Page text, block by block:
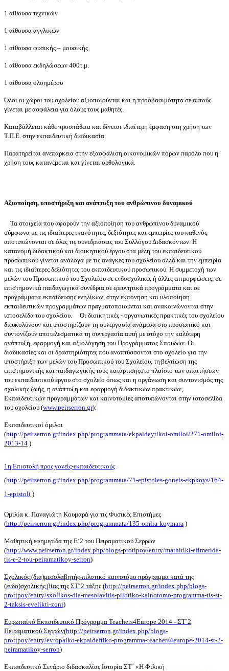
1 αίθουσα τεχνικών
1 αίθουσα αγγλικών
1 αίθουσα φυσικής – μουσικής
1 αίθουσα εκδηλώσεων 400τ.μ.
1 αίθουσα ολοημέρου
Όλοι οι χώροι του σχολείου αξιοποιούνται και η προσβασιμότητα σε αυτούς
γίνεται με ασφάλεια για όλους τους μαθητές.
Καταβάλλεται κάθε προσπάθεια και δίνεται ιδιαίτερη έμφαση στη χρήση των
Τ.Π.Ε. στην εκπαιδευτική διαδικασία.
Παρατηρείται ανεπάρκεια στην εξασφάλιση οικονομικών πόρων παρόλο που η
χρήση τους κατανέμεται και γίνεται ορθολογικά.
Αξιοποίηση, υποστήριξη και ανάπτυξη του ανθρώπινου δυναμικού
Τα στοιχεία που αφορούν την αξιοποίηση του ανθρώπινου δυναμικού
σύμφωνα με τις ιδιαίτερες ικανότητες, δεξιότητες και εμπειρίες του καθενός
αποτυπώνονται σε όλες τις συνεδριάσεις του Συλλόγου Διδασκόντων. Η
κατανομή διδακτικού και διοικητικού έργου στα μέλη του εκπαιδευτικού
προσωπικού γίνεται ανάλογα με τις ανάγκες του σχολείου αλλά και την εμπειρία
και τις ιδιαίτερες δεξιότητες του εκπαιδευτικού προσωπικού. Η συμμετοχή των
μελών του Προσωπικού του Σχολείου σε ενδοσχολικές ή άλλες επιμορφώσεις, σε
επιστημονικά παιδαγωγικά συνέδρια σε ερευνητικά προγράμματα και σε
προγράμματα εκπαίδευσης ενηλίκων, στην εκπόνηση και υλοποίηση
εκπαιδευτικών προγραμμάτων πραγματοποιούνται και ανακοινώνονται στην
ιστοσελίδα του σχολείου. Οι διοικητικές - οργανωτικές πρακτικές του σχολείου
διευκολύνουν και υποστηρίζουν τη συνεργασία ανάμεσα στο προσωπικό και
συντονίζουν αποτελεσματικά τη συνεργασία αυτή με στόχο την καλύτερη
ανάπτυξη, εφαρμογή και αξιολόγηση του Προγράμματος Σπουδών. Οι
διαδικασίες και οι δραστηριότητες που αναπτύσσονται στο σχολείο για την
υποστήριξη των μελών του Προσωπικού του Σχολείου, τη βελτίωση της
επιστημονικής και παιδαγωγικής τους κατάρτισηςστο πλαίσιο των απαιτήσεων
του εκπαιδευτικού έργου στο σχολείο όπως και η οργάνωση και συντονισμός της
σχολικής ζωής, η ανάπτυξη και εφαρμογή διδακτικών πρακτικών,
Εκπαιδευτικών προγραμμάτων και καινοτομίες αποτυπώνονται στην ιστοσελίδα
του σχολείου (www.peirserron gr):
Εκπαιδευτικοί όμιλοι
(http://peirserron.gr/index.php/programmata/ekpaideytikoi-omiloi/271-omiloi-
2013-14 )
1η Επιστολή προς γονείς-εκπαιδευτικούς
(http://peirserron.gr/index.php/programmata/71-epistoles-goneis-ekpkoys/164-
1-epistoli )
Ομιλία κ. Παναγιώτη Κουμαρά για τις Φυσικές Επιστήμες
(http://peirserron.gr/index.php/programmata/135-omlia-koymara )
Μαθητική εφημερίδα της Ε΄2 του Πειραματικού Σερρών
(http://www.peirserron gr/index php/blogs-protipoy/entry/mathitiki-efimerida-
tis-e-2-tou-peiramatikoy-serron)
Σχολικός (δια)μεσολαβητής-πιλοτικό καινοτόμο πρόγραμμα κατά της
(ενδο)σχολικής βίας της ΣΤ΄2 τάξης (http://peirserron.gr/index.php/blogs-
protipoy/entry/sxolikos-dia-mesolavitis-pilotiko-kainotomo-programma-tis-st-
2-taksis-evelikti-zoni)
Ευρωπαϊκό Εκπαιδευτικό Πρόγραμμα Teachers4Europe 2014 - ΣΤ΄2
Πειραματικού Σερρών(http://peirserron.gr/index.php/blogs-
protipoy/entry/evropaiko-ekpaideftiko-programma-teachers4europe-2014-st-2-
peiramatikoy-serron)
Εκπαιδευτικό Σενάριο διδασκαλίας Ιστορία ΣΤ΄ «Η Φιλική